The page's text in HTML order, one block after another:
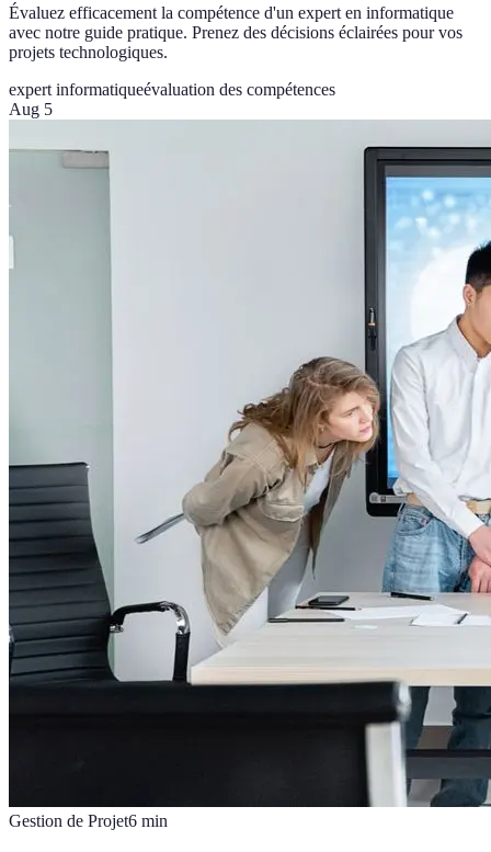
Évaluez efficacement la compétence d'un expert en informatique
avec notre guide pratique. Prenez des décisions éclairées pour vos
projets technologiques.
expert informatiqueévaluation des compétences
Aug 5
Gestion de Projet6 min